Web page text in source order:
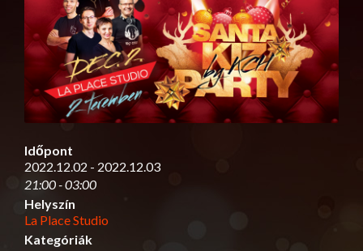
Időpont
2022.12.02 - 2022.12.03
21:00 - 03:00
Helyszín
La Place Studio
Kategóriák